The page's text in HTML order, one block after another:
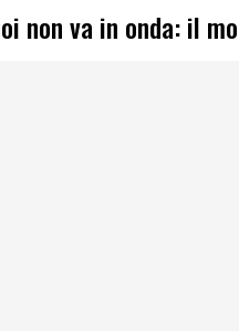
non va in onda: il